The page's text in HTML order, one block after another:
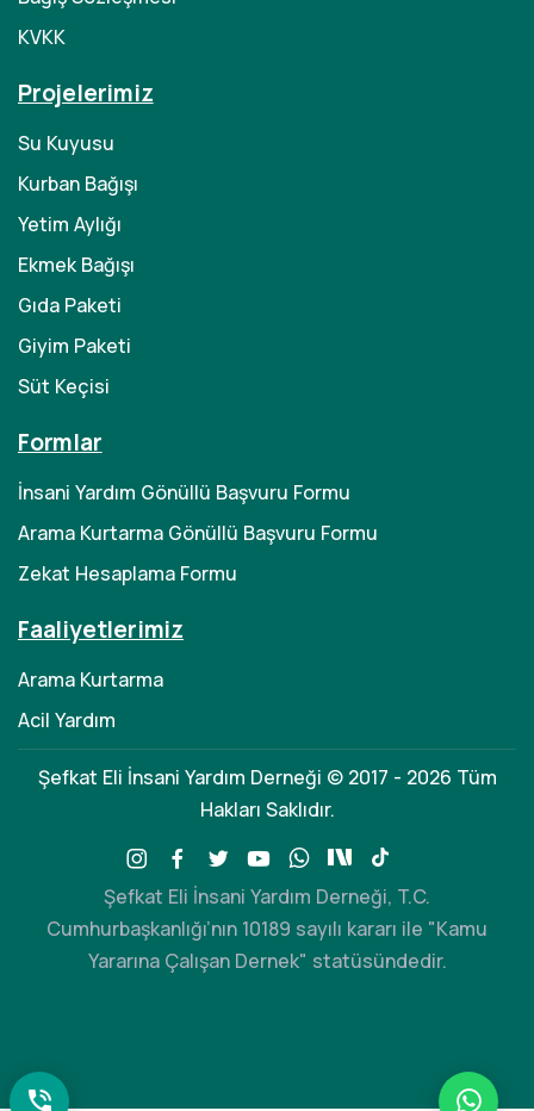
KVKK
Projelerimiz
Su Kuyusu
Kurban Bağışı
Yetim Aylığı
Ekmek Bağışı
Gıda Paketi
Giyim Paketi
Süt Keçisi
Formlar
İnsani Yardım Gönüllü Başvuru Formu
Arama Kurtarma Gönüllü Başvuru Formu
Zekat Hesaplama Formu
Faaliyetlerimiz
Arama Kurtarma
Acil Yardım
Şefkat Eli İnsani Yardım Derneği © 2017 - 2026 Tüm
Hakları Saklıdır.
Şefkat Eli İnsani Yardım Derneği, T.C.
Cumhurbaşkanlığı’nın 10189 sayılı kararı ile "Kamu
Yararına Çalışan Dernek" statüsündedir.